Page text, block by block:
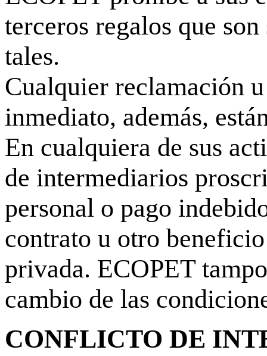
terceros regalos que
tales.
Cualquier reclamación
inmediato, además,
En cualquiera de sus
de intermediarios
personal o pago
contrato u otro
privada. ECOPET
cambio de las
CONFLICTO DE